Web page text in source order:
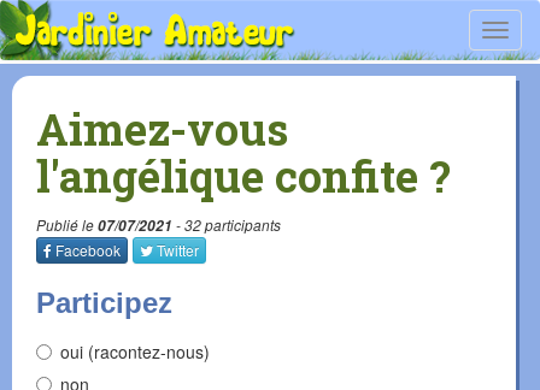
Aimez-vous
l'angélique confite ?
Publié le07/07/2021 - 32 participants
Facebook Twitter
Participez
oui (racontez-nous)
non